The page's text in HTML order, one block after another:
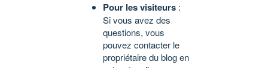
Pour les visiteurs :
Si vous avez des
questions, vous
pouvez contacter le
propriétaire du blog en